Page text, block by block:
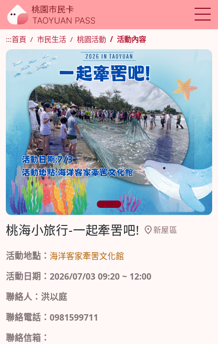
:::首頁 市民生活 桃園活動 活動內容
1
桃海小旅行-一起牽罟吧! 新屋區
活動地點： 海洋客家牽罟文化館
活動日期：2026/07/03 09:20 ~ 12:00
聯絡人：洪以庭
聯絡電話：0981599711
聯絡信箱：